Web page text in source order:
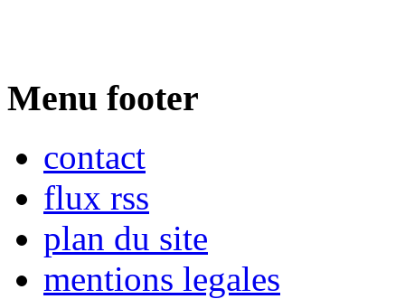
Menu footer
contact
flux rss
plan du site
mentions legales